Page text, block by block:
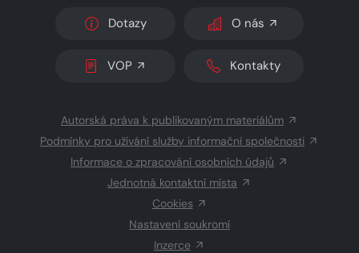
Dotazy O nás
VOP Kontakty
Autorská práva k publikovaným materiálům
Podmínky pro užívání služby informační společnosti
Informace o zpracování osobních údajů
Jednotná kontaktní místa
Cookies
Nastavení soukromí
Inzerce